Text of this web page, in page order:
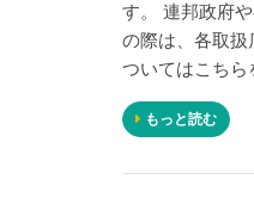
す。 連邦政府
の際は、各取扱
ついてはこちら
もっと読む